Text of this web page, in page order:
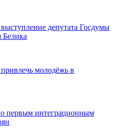
депутата Госдумы
Белика
молодёжь в
первым интеграционным